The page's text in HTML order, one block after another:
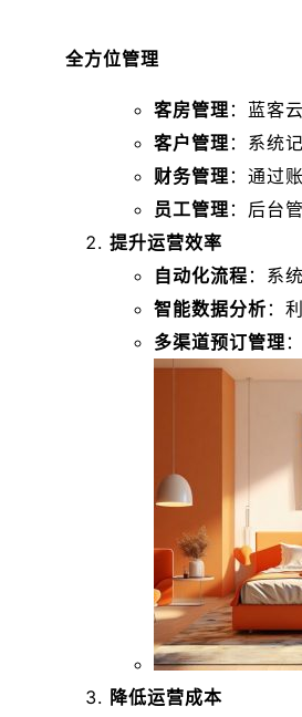
全方位管理
客房管理 ：蓝客
客户管理 ：系统
财务管理 ：通过
员工管理 ：后台
提升运营效率
自动化流程 ：系
智能数据分析 ：
多渠道预订管理
降低运营成本